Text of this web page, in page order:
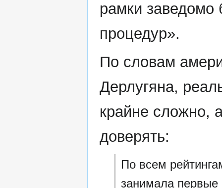
рамки заведомо
процедур».
По словам
Дерлугяна,
крайне сложно,
доверять:
По всем
занимала